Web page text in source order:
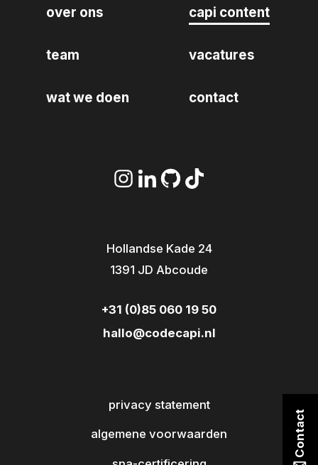
Contact
over ons
team
wat we doen
capi content
vacatures
contact
Hollandse Kade 24
1391 JD Abcoude
+31 (0)85 060 19 50
hallo@codecapi.nl
privacy statement
algemene voorwaarden